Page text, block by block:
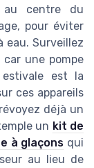
au centre du
pour éviter
eau. Surveillez
une pompe
est la
ces appareils
déjà un
un kit de
à glaçons qui
au lieu de